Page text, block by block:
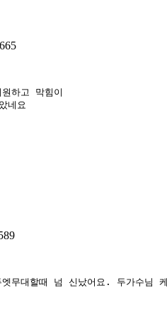
하고 막힘이
네요
엣무대할때 넘 신났어요. 두가수님